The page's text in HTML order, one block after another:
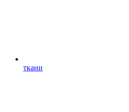
ткани